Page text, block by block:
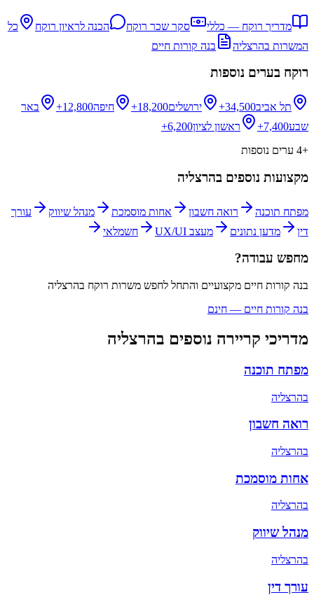
מדריך רוקח — כללי סקר שכר רוקח הכנה לראיון רוקח
כל
המשרות בהרצליה בנה קורות חיים
רוקח בערים נוספות
תל אביב34,500+ ירושלים18,200+ חיפה12,800+
באר
שבע7,400+ ראשון לציון6,200+
+
4 ערים נוספות
מקצועות נוספים בהרצליה
מפתח תוכנה רואה חשבון אחות מוסמכת מנהל שיווק
עורך
דין
מדען נתונים מעצב UX/UI חשמלאי
מחפש עבודה?
בנה קורות חיים מקצועיים והתחל לחפש משרות רוקח בהרצליה
בנה קורות חיים — חינם
מדריכי קריירה נוספים בהרצליה
מפתח תוכנה
בהרצליה
רואה חשבון
בהרצליה
אחות מוסמכת
בהרצליה
מנהל שיווק
בהרצליה
עורך דין